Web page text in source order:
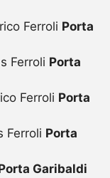
Ferroli Porta
Ferroli Porta
Ferroli Porta
Ferroli Porta
Garibaldi